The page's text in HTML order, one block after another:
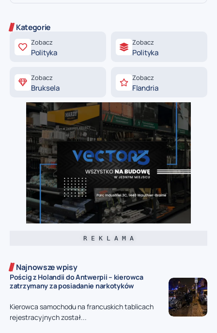
Kategorie
Zobacz
Polityka
Zobacz
Polityka
Zobacz
Bruksela
Zobacz
Flandria
R E K L A M A
Najnowsze wpisy
Pościg z Holandii do Antwerpii – kierowca
zatrzymany za posiadanie narkotyków
Kierowca samochodu na francuskich tablicach
rejestracyjnych został...